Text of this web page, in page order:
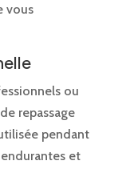
vous
ou
repassage
pendant
et